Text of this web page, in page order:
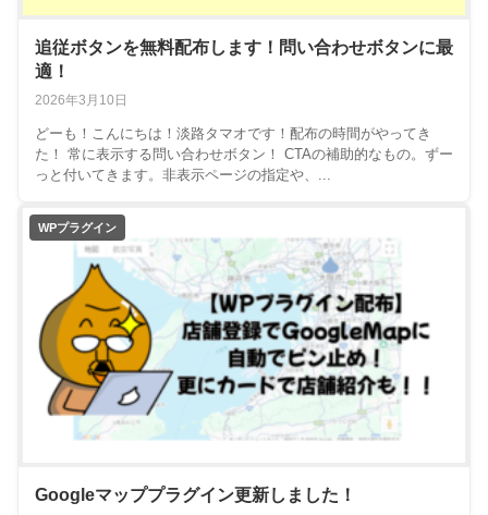
追従ボタンを無料配布します！問い合わせボタンに最
適！
2026年3月10日
どーも！こんにちは！淡路タマオです！配布の時間がやってき
た！ 常に表示する問い合わせボタン！ CTAの補助的なもの。ずー
っと付いてきます。非表示ページの指定や、...
WPプラグイン
Googleマッププラグイン更新しました！